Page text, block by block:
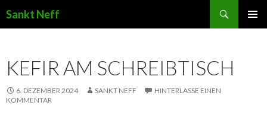
Sankt Neff
KEFIR AM SCHREIBTISCH
6. DEZEMBER 2024 SANKT NEFF
HINTERLASSE EINEN
KOMMENTAR